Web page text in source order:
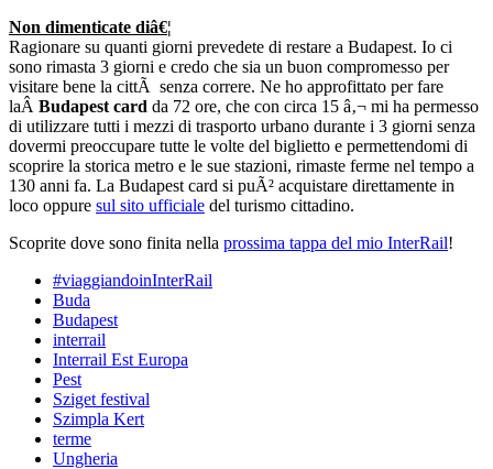
Non dimenticate diâ€¦
Ragionare su quanti giorni prevedete di restare a Budapest. Io ci
sono rimasta 3 giorni e credo che sia un buon compromesso per
visitare bene la cittÃ senza correre. Ne ho approfittato per fare
laÂ Budapest card da 72 ore, che con circa 15 â‚¬ mi ha permesso
di utilizzare tutti i mezzi di trasporto urbano durante i 3 giorni senza
dovermi preoccupare tutte le volte del biglietto e permettendomi di
scoprire la storica metro e le sue stazioni, rimaste ferme nel tempo a
130 anni fa. La Budapest card si puÃ² acquistare direttamente in
loco oppure sul sito ufficiale del turismo cittadino.
Scoprite dove sono finita nella prossima tappa del mio InterRail!
#viaggiandoinInterRail
Buda
Budapest
interrail
Interrail Est Europa
Pest
Sziget festival
Szimpla Kert
terme
Ungheria